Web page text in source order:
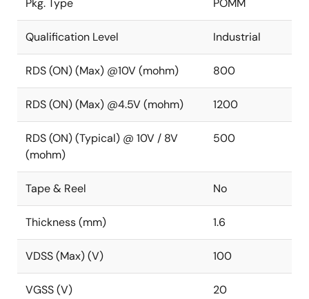
Pkg. Type POMM
Qualification Level Industrial
RDS (ON) (Max) @10V (mohm) 800
RDS (ON) (Max) @4.5V (mohm) 1200
RDS (ON) (Typical) @ 10V / 8V
(mohm)
500
Tape & Reel No
Thickness (mm) 1.6
VDSS (Max) (V) 100
VGSS (V) 20